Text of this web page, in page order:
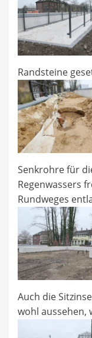
Randsteine
Senkrohre für
Regenwassers
Rundweges
Auch die
wohl aussehen,